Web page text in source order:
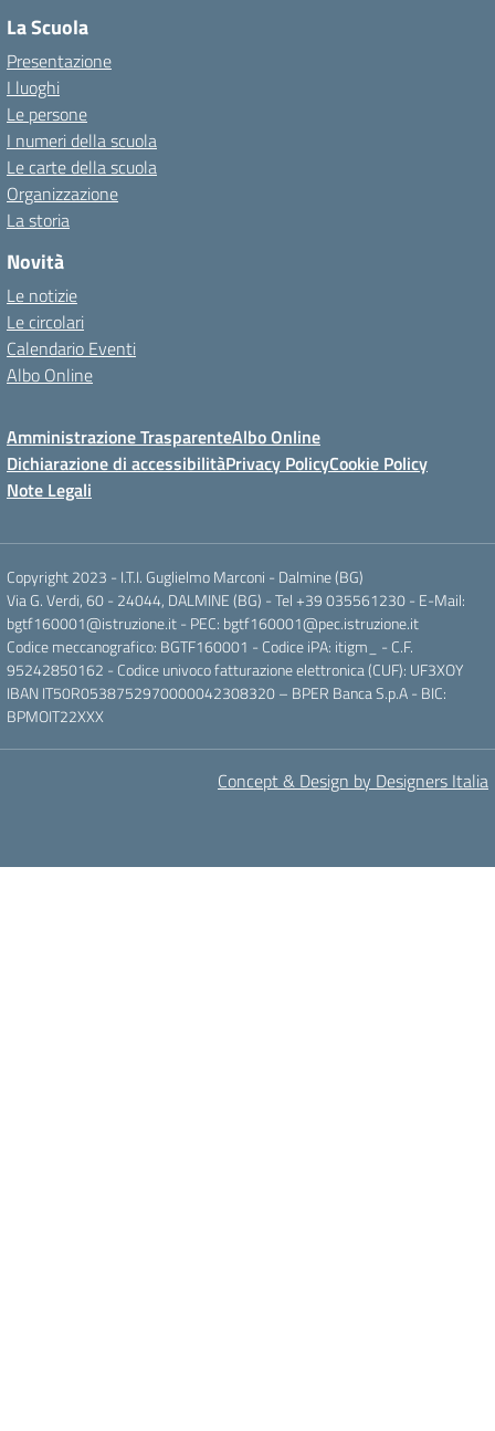
La Scuola
Presentazione
I luoghi
Le persone
I numeri della scuola
Le carte della scuola
Organizzazione
La storia
Novità
Le notizie
Le circolari
Calendario Eventi
Albo Online
Amministrazione TrasparenteAlbo Online
Dichiarazione di accessibilitàPrivacy PolicyCookie Policy
Note Legali
Copyright 2023 - I.T.I. Guglielmo Marconi - Dalmine (BG)
Via G. Verdi, 60 - 24044, DALMINE (BG) - Tel +39 035561230 - E-Mail:
bgtf160001@istruzione.it - PEC: bgtf160001@pec.istruzione.it
Codice meccanografico: BGTF160001 - Codice iPA: itigm_ - C.F.
95242850162 - Codice univoco fatturazione elettronica (CUF): UF3XOY
IBAN IT50R0538752970000042308320 – BPER Banca S.p.A - BIC:
BPMOIT22XXX
Concept & Design by Designers Italia